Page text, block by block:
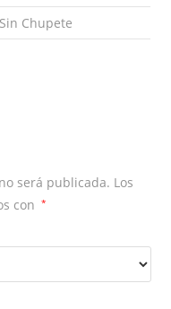
Chupete
será publicada. Los
con
*